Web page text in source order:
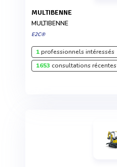
MULTIBENNE
MULTIBENNE
E2C®
1professionnels intéressés
1653 consultations récentes